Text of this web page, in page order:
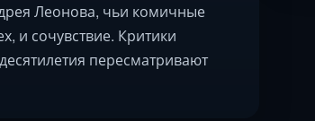
Леонова, чьи комичные
и сочувствие. Критики
пересматривают